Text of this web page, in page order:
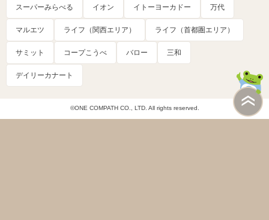
スーパーみらべる イオン イトーヨーカドー 万代
マルエツ ライフ（関西エリア） ライフ（首都圏エリア）
サミット コープこうべ バロー 三和
デイリーカナート
©ONE COMPATH CO., LTD. All rights reserved.